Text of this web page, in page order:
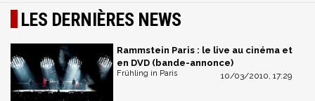
LES DERNIÈRES NEWS
Rammstein Paris : le live au cinéma et
en DVD (bande-annonce)
10/03/2010, 17:29
Frühling in Paris